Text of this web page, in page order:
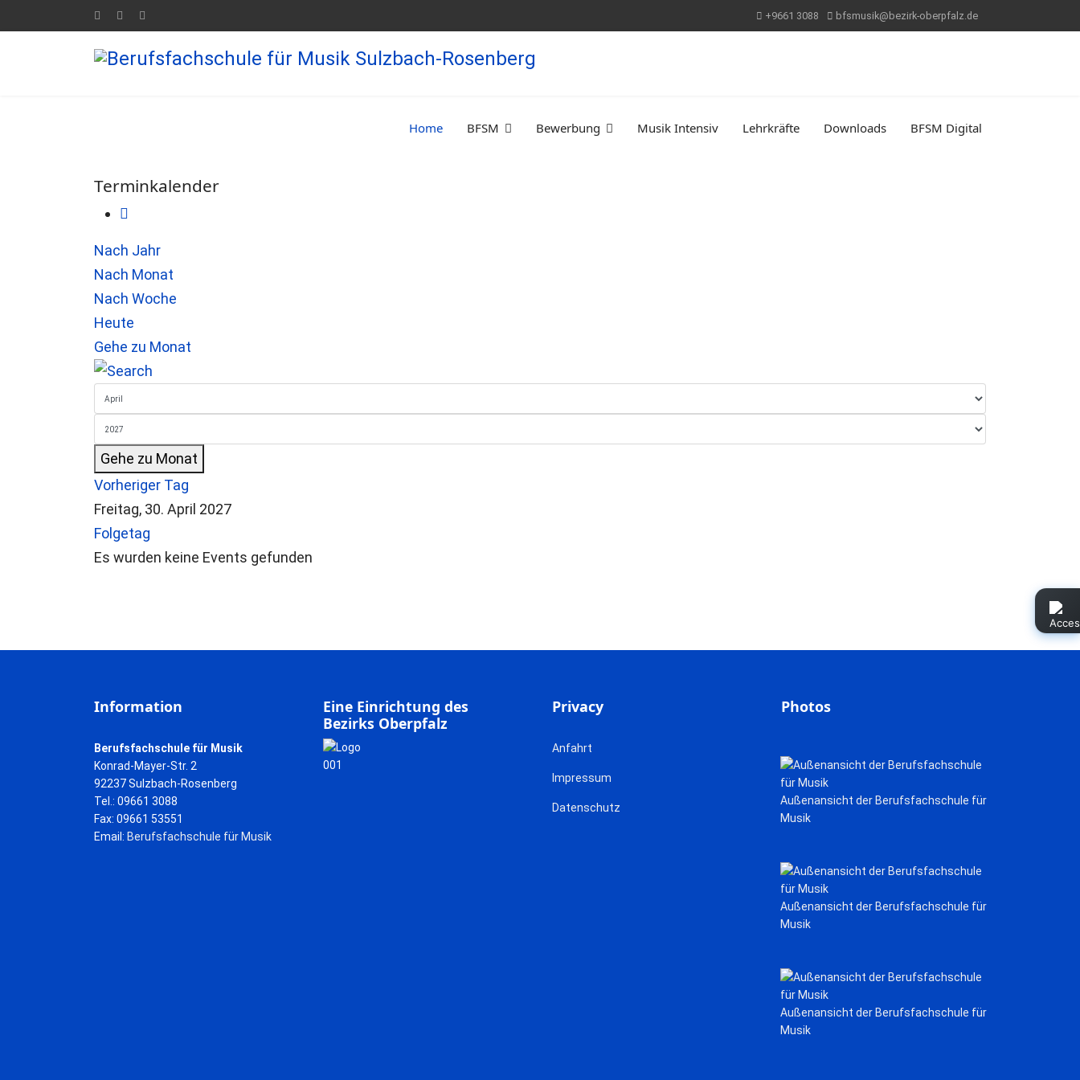
+9661 3088 bfsmusik@bezirk-oberpfalz.de
Home BFSM Bewerbung Musik Intensiv Lehrkräfte Downloads BFSM Digital
Terminkalender
Nach Jahr
Nach Monat
Nach Woche
Heute
Gehe zu Monat
Gehe zu Monat
Vorheriger Tag
Freitag, 30. April 2027
Folgetag
Es wurden keine Events gefunden
Information
Berufsfachschule für Musik
Konrad-Mayer-Str. 2
92237 Sulzbach-Rosenberg
Tel.: 09661 3088
Fax: 09661 53551
Email: Berufsfachschule für Musik
Eine Einrichtung des
Bezirks Oberpfalz
Privacy
Anfahrt
Impressum
Datenschutz
Photos
Außenansicht der Berufsfachschule für
Musik
Außenansicht der Berufsfachschule für
Musik
Außenansicht der Berufsfachschule für
Musik